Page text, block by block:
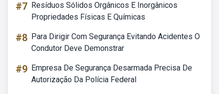
#7 Resíduos Sólidos Orgânicos E Inorgânicos
Propriedades Físicas E Químicas
#8 Para Dirigir Com Segurança Evitando Acidentes O
Condutor Deve Demonstrar
#9 Empresa De Segurança Desarmada Precisa De
Autorização Da Polícia Federal